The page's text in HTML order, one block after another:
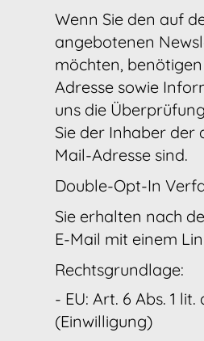
Wenn Sie den auf
angebotenen
möchten,
Adresse sowie
uns die
Sie der Inhaber der
Mail-Adresse sind.
Double-Opt-In
Sie erhalten nach
E-Mail mit einem
Rechtsgrundlage:
- EU: Art. 6 Abs. 1 lit.
(Einwilligung)